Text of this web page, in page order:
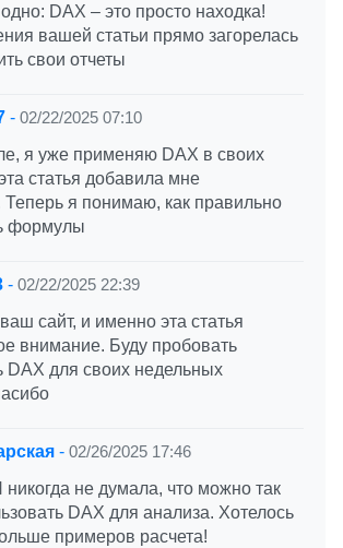
DAX – это просто находка!
вашей статьи прямо загорелась
свои отчеты
- 02/22/2025 07:10
я уже применяю DAX в своих
статья добавила мне
Теперь я понимаю, как правильно
формулы
- 02/22/2025 22:39
сайт, и именно эта статья
внимание. Буду пробовать
DAX для своих недельных
- 02/26/2025 17:46
не думала, что можно так
DAX для анализа. Хотелось
примеров расчета!